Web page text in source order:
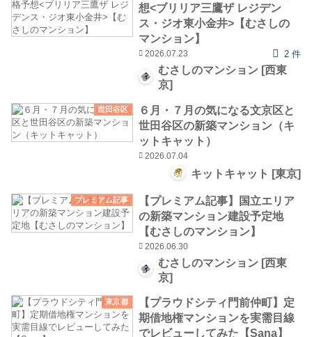
想<ブリリア三鷹ザ レジデン
ス・ジオ東小金井>【むさしの
マンション】
2026.07.23 2 件
むさしのマンション [西東
京]
世田谷区
６月・７月の気になる文京区と
世田谷区の新築マンション（キ
ットキャット）
2026.07.04
キットキャット [東京]
プレミアム記事
【プレミアム記事】国立エリア
の新築マンション建設予定地
【むさしのマンション】
2026.06.30
むさしのマンション [西東
京]
東京都
【プラウドシティ門前仲町】定
期借地権マンションを実需目線
でレビューしてみた【Sana】